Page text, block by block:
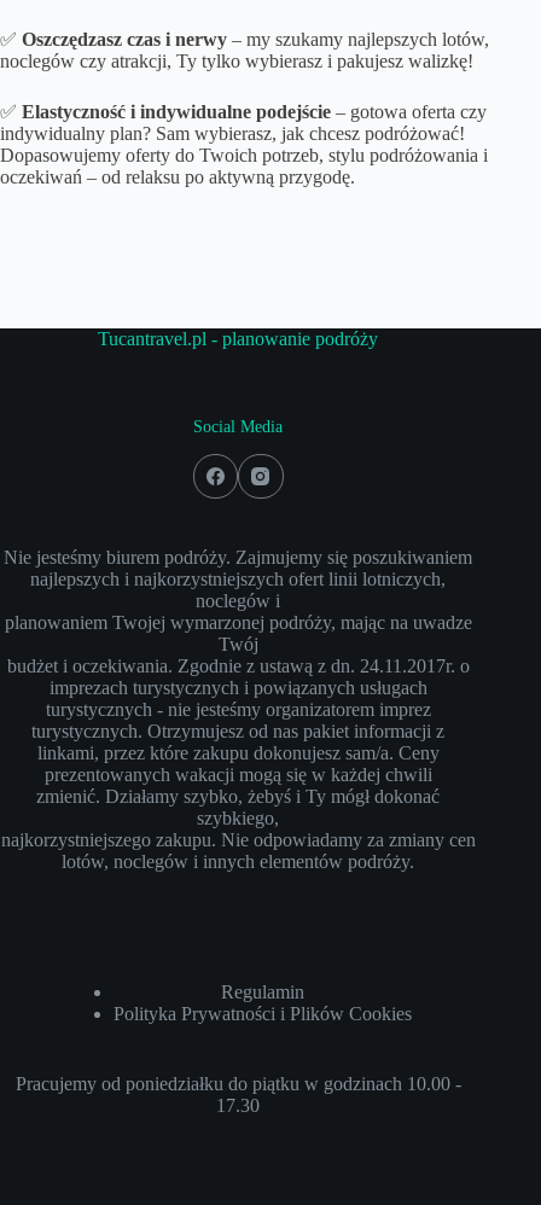
✅ Oszczędzasz czas i nerwy – my szukamy najlepszych lotów,
noclegów czy atrakcji, Ty tylko wybierasz i pakujesz walizkę!
✅ Elastyczność i indywidualne podejście – gotowa oferta czy
indywidualny plan? Sam wybierasz, jak chcesz podróżować!
Dopasowujemy oferty do Twoich potrzeb, stylu podróżowania i
oczekiwań – od relaksu po aktywną przygodę.
Tucantravel.pl - planowanie podróży
Social Media
Nie jesteśmy biurem podróży. Zajmujemy się poszukiwaniem
najlepszych i najkorzystniejszych ofert linii lotniczych,
noclegów i
planowaniem Twojej wymarzonej podróży, mając na uwadze
Twój
budżet i oczekiwania. Zgodnie z ustawą z dn. 24.11.2017r. o
imprezach turystycznych i powiązanych usługach
turystycznych - nie jesteśmy organizatorem imprez
turystycznych. Otrzymujesz od nas pakiet informacji z
linkami, przez które zakupu dokonujesz sam/a. Ceny
prezentowanych wakacji mogą się w każdej chwili
zmienić. Działamy szybko, żebyś i Ty mógł dokonać
szybkiego,
najkorzystniejszego zakupu. Nie odpowiadamy za zmiany cen
lotów, noclegów i innych elementów podróży.
Regulamin
Polityka Prywatności i Plików Cookies
Pracujemy od poniedziałku do piątku w godzinach 10.00 -
17.30